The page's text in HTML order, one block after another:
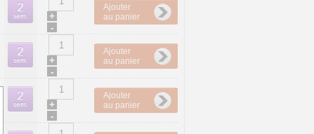
+
-
Ajouter
au panier
+
-
Ajouter
au panier
+
-
Ajouter
au panier